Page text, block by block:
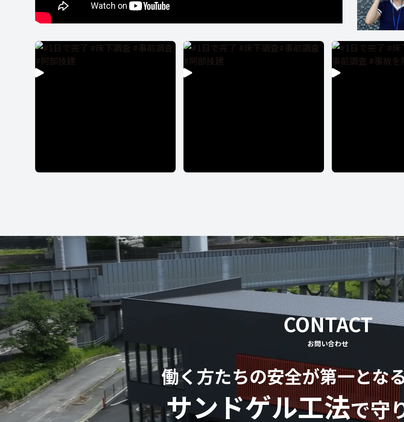
CONTACT
お問い合わせ
働く方たちの安全が第一とな
サンドゲル工法で守